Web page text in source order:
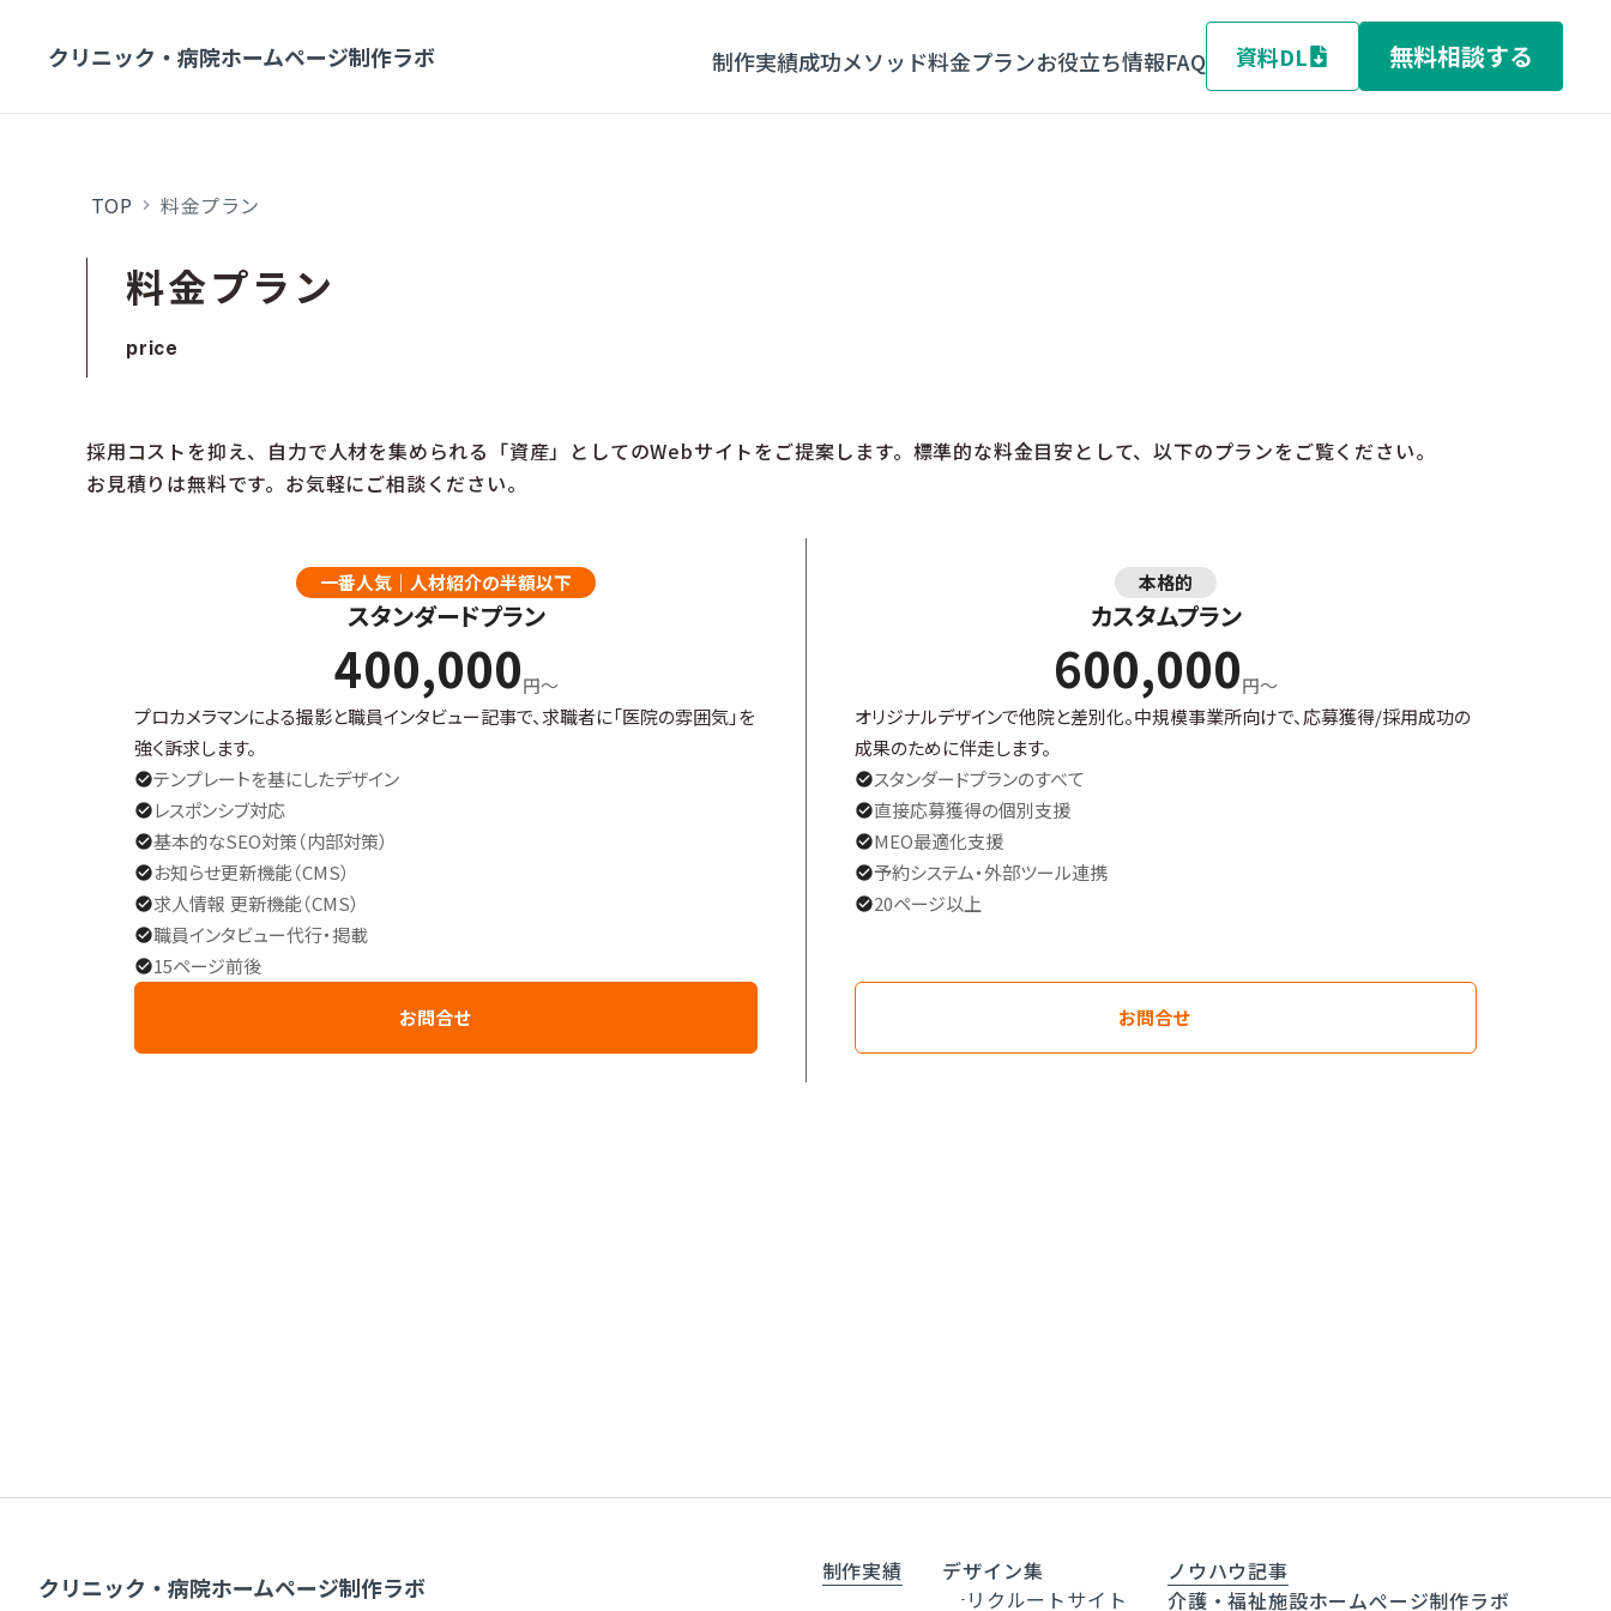
クリニック・病院ホームページ制作ラボ 制作実績成功メソッド料金プランお役立ち情報FAQ 資料DL 無料相談する
TOP keyboard_arrow_right 料金プラン
料金プラン
price
採用コストを抑え、自力で人材を集められる「資産」としてのWebサイトをご提案します。標準的な料金目安として、以下のプランをご覧ください。
お見積りは無料です。お気軽にご相談ください。
スタンダードプラン
一番人気｜人材紹介の半額以下
400,000円～
プロカメラマンによる撮影と職員インタビュー記事で、求職者に「医院の雰囲気」を
強く訴求します。
check_circleテンプレートを基にしたデザイン
check_circleレスポンシブ対応
check_circle基本的なSEO対策（内部対策）
check_circleお知らせ更新機能（CMS）
check_circle求人情報 更新機能（CMS）
check_circle職員インタビュー代行・掲載
check_circle15ページ前後
お問合せ
カスタムプラン
本格的
600,000円～
オリジナルデザインで他院と差別化。中規模事業所向けで、応募獲得/採用成功の
成果のために伴走します。
check_circleスタンダードプランのすべて
check_circle直接応募獲得の個別支援
check_circleMEO最適化支援
check_circle予約システム・外部ツール連携
check_circle20ページ以上
お問合せ
クリニック・病院ホームページ制作ラボ
制作実績
デザイン集
- リクルートサイト
ノウハウ記事
介護・福祉施設ホームぺージ制作ラボ